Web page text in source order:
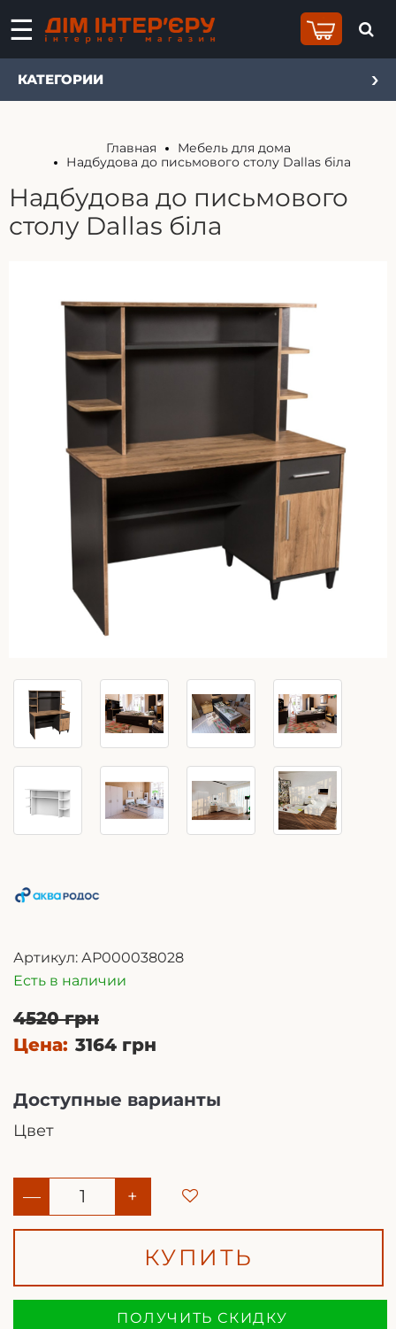
КАТЕГОРИИ
Главная
Мебель для дома
Надбудова до письмового столу Dallas біла
Надбудова до письмового
столу Dallas біла
Артикул: АР000038028
Есть в наличии
4520 грн
Цена: 3164 грн
Доступные варианты
Цвет
— +
КУПИТЬ
ПОЛУЧИТЬ СКИДКУ